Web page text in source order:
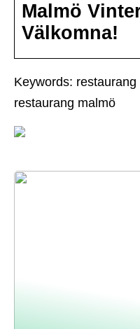
Malmö
Välkomna!
Keywords:
restaurang malmö